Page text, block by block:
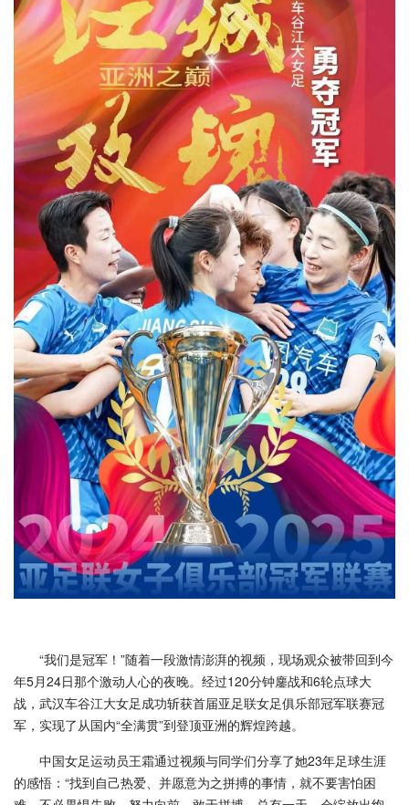
“我们是冠军！”随着一段激情澎湃的视频，现场观众被带回到今
年5月24日那个激动人心的夜晚。经过120分钟鏖战和6轮点球大
战，武汉车谷江大女足成功斩获首届亚足联女足俱乐部冠军联赛冠
军，实现了从国内“全满贯”到登顶亚洲的辉煌跨越。
中国女足运动员王霜通过视频与同学们分享了她23年足球生涯
的感悟：“找到自己热爱、并愿意为之拼搏的事情，就不要害怕困